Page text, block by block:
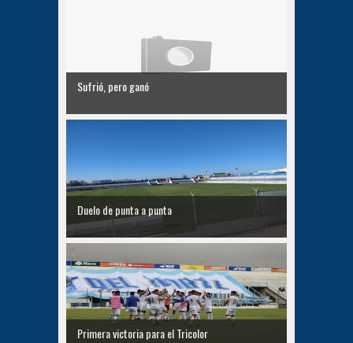
Sufrió, pero ganó
Duelo de punta a punta
Primera victoria para el Tricolor